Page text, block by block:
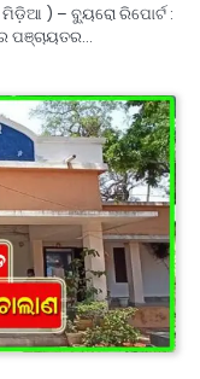
ମିଡ଼ିଆ ) – ବ୍ୟୁରୋ ରିପୋର୍ଟ :
ପଞ୍ଚାୟତର…